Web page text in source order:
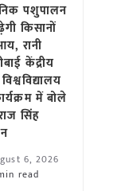
पशुपालन
किसानों
रानी
केंद्रीय
में बोले
सिंह
6, 2026
read